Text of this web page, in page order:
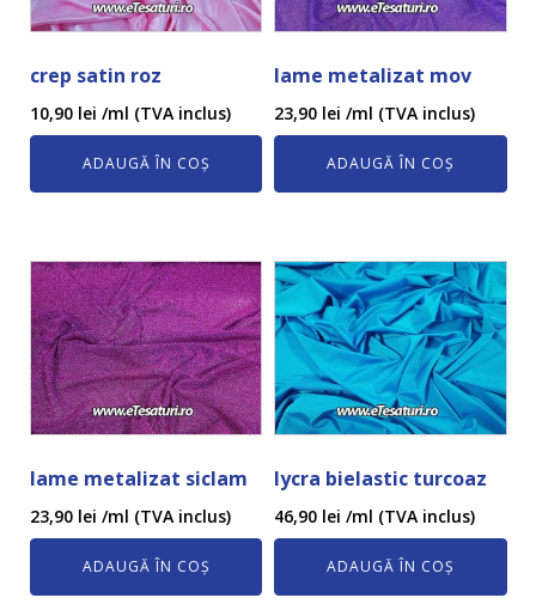
crep satin roz
10,90 lei /ml (TVA inclus)
ADAUGĂ ÎN COȘ
lame metalizat mov
23,90 lei /ml (TVA inclus)
ADAUGĂ ÎN COȘ
lame metalizat siclam
23,90 lei /ml (TVA inclus)
ADAUGĂ ÎN COȘ
lycra bielastic turcoaz
46,90 lei /ml (TVA inclus)
ADAUGĂ ÎN COȘ